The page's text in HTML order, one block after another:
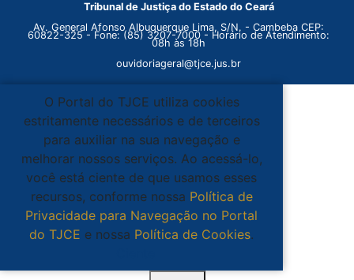
Tribunal de Justiça do Estado do Ceará
Av. General Afonso Albuquerque Lima, S/N. - Cambeba CEP:
60822-325 - Fone: (85) 3207-7000 - Horário de Atendimento:
08h às 18h
ouvidoriageral@tjce.jus.br
O Portal do TJCE utiliza cookies
estritamente necessários e de terceiros
para auxiliar na sua navegação e
melhorar nossos serviços. Ao acessá-lo,
você está ciente de que usamos esses
recursos, conforme nossa Política de
Privacidade para Navegação no Portal
do TJCE e nossa Política de Cookies.